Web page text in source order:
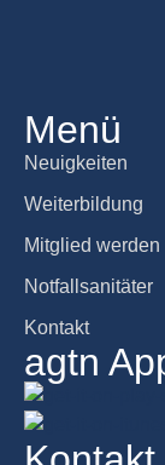
Menü
Neuigkeiten
Weiterbildung
Mitglied werden
Notfallsanitäter
Kontakt
agtn